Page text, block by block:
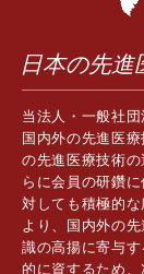
日本の先進
当法人・一般社団
国内外の先進医
の先進医療技術
らに会員の研鑽
対しても積極的
より、国内外の
識の高揚に寄与
的に資するため、